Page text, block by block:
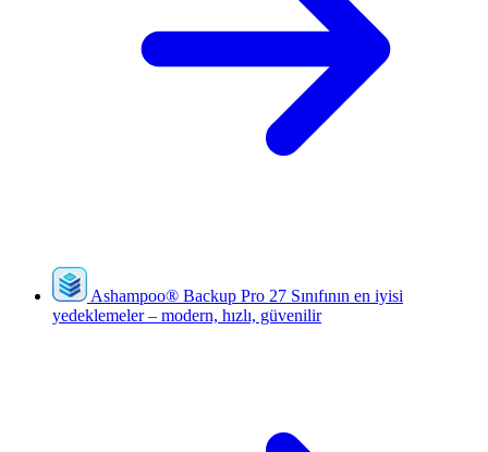
Ashampoo® Backup Pro 27 Sınıfının en iyisi
yedeklemeler – modern, hızlı, güvenilir